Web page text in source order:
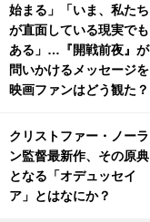
始まる」「いま、私たち
が直面している現実でも
ある」…『開戦前夜』が
問いかけるメッセージを
映画ファンはどう観た？
クリストファー・ノーラ
ン監督最新作、その原典
となる「オデュッセイ
ア」とはなにか？